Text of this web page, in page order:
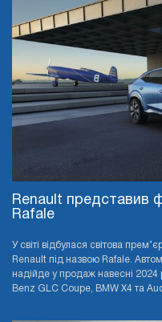
Renault представив
Rafale
У світі відбулася світова
Renault під назвою Rafale.
надійде у продаж навесні 2024
Benz GLC Coupe, BMW X4 та